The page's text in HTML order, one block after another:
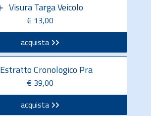
Visura Targa Veicolo
€ 13,00
acquista
Estratto Cronologico Pra
€ 39,00
acquista